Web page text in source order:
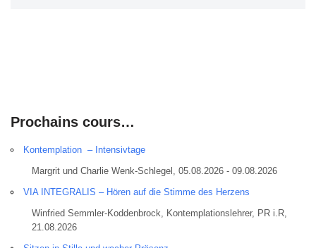
Prochains cours…
Kontemplation – Intensivtage
Margrit und Charlie Wenk-Schlegel, 05.08.2026 - 09.08.2026
VIA INTEGRALIS – Hören auf die Stimme des Herzens
Winfried Semmler-Koddenbrock, Kontemplationslehrer, PR i.R,
21.08.2026